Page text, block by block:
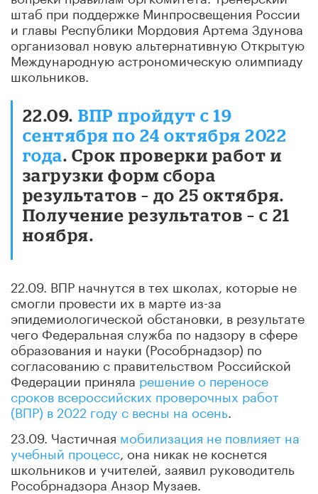
штаб при поддержке Минпросвещения России
и главы Республики Мордовия Артема Здунова
организовал новую альтернативную Открытую
Международную астрономическую олимпиаду
школьников.
22.09. ВПР пройдут с 19
сентября по 24 октября 2022
года. Срок проверки работ и
загрузки форм сбора
результатов – до 25 октября.
Получение результатов – с 21
ноября.
22.09. ВПР начнутся в тех школах, которые не
смогли провести их в марте из-за
эпидемиологической обстановки, в результате
чего Федеральная служба по надзору в сфере
образования и науки (Рособрнадзор) по
согласованию с правительством Российской
Федерации приняла решение о переносе
сроков всероссийских проверочных работ
(ВПР) в 2022 году с весны на осень
23.09. Частичная мобилизация не повлияет на
учебный процесс , она никак не коснется
школьников и учителей, заявил руководитель
Рособрнадзора Анзор Музаев.